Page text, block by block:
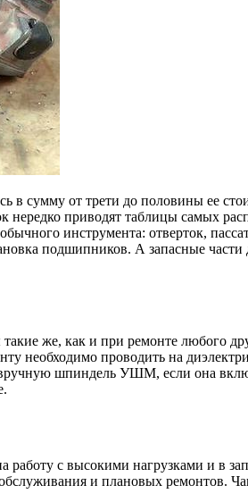
в сумму от трети до половины ее
нередко приводят таблицы самых
инструмента: отверток,
подшипников. А запасные
же, как и при ремонте любого
необходимо проводить на
шпиндель УШМ, если она
работу с высокими нагрузками и в
и плановых ремонтов.